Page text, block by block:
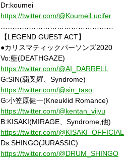
Dr:koumei
https://twitter.com/@KoumeiLucifer
【LEGEND GUEST ACT】
●カリスマティックパーソンズ2020
Vo:藍(DEATHGAZE)
https://twitter.com/@AI_DARRELL
G:SIN(覇叉羅、Syndrome)
https://twitter.com/@sin_taso
G:小笠原健一(Kneuklid Romance)
https://twitter.com/@kentan_vijyu
B:KISAKI(MIRAGE、Syndrome,他)
https://twitter.com/@KISAKI_OFFICIAL
Ds:SHINGO(JURASSIC)
https://twitter.com/@DRUM_SHINGO